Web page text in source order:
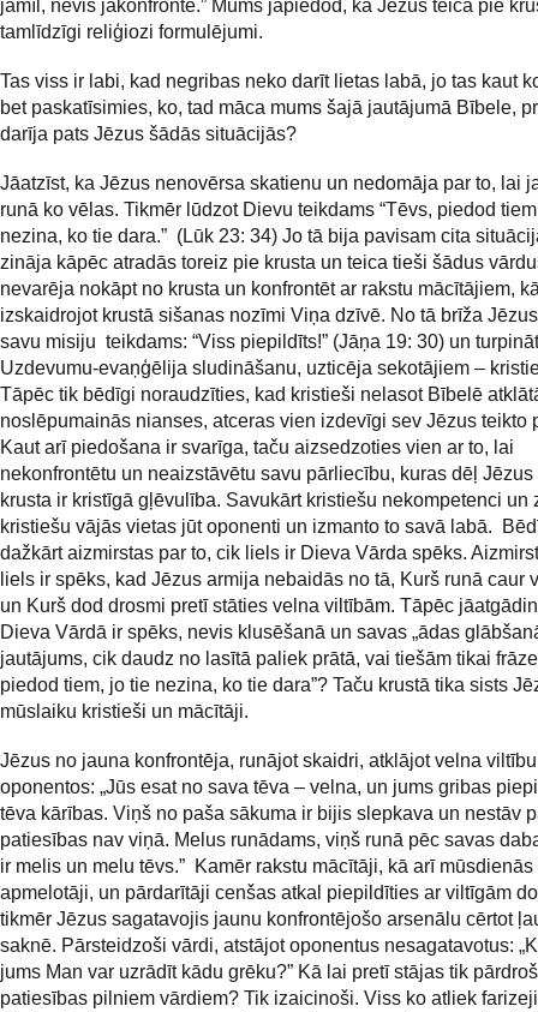
jāmīl, nevis jākonfrontē.” Mums jāpiedod, kā Jēzus teica pie
tamlīdzīgi reliģiozi formulējumi.
Tas viss ir labi, kad negribas neko darīt lietas labā, jo tas kaut
bet paskatīsimies, ko, tad māca mums šajā jautājumā Bībele,
darīja pats Jēzus šādās situācijās?
Jāatzīst, ka Jēzus nenovērsa skatienu un nedomāja par to, lai
runā ko vēlas. Tikmēr lūdzot Dievu teikdams “Tēvs, piedod
nezina, ko tie dara.” (Lūk 23: 34) Jo tā bija pavisam cita
zināja kāpēc atradās toreiz pie krusta un teica tieši šādus
nevarēja nokāpt no krusta un konfrontēt ar rakstu mācītājiem,
izskaidrojot krustā sišanas nozīmi Viņa dzīvē. No tā brīža
savu misiju teikdams: “Viss piepildīts!” (Jāņa 19: 30) un
Uzdevumu-evaņģēlija sludināšanu, uzticēja sekotājiem –
Tāpēc tik bēdīgi noraudzīties, kad kristieši nelasot Bībelē
noslēpumainās nianses, atceras vien izdevīgi sev Jēzus teikto
Kaut arī piedošana ir svarīga, taču aizsedzoties vien ar to, lai
nekonfrontētu un neaizstāvētu savu pārliecību, kuras dēļ
krusta ir kristīgā gļēvulība. Savukārt kristiešu nekompetenci un
kristiešu vājās vietas jūt oponenti un izmanto to savā labā.
dažkārt aizmirstas par to, cik liels ir Dieva Vārda spēks.
liels ir spēks, kad Jēzus armija nebaidās no tā, Kurš runā caur
un Kurš dod drosmi pretī stāties velna viltībām. Tāpēc
Dieva Vārdā ir spēks, nevis klusēšanā un savas „ādas
jautājums, cik daudz no lasītā paliek prātā, vai tiešām tikai
piedod tiem, jo tie nezina, ko tie dara”? Taču krustā tika sists
mūslaiku kristieši un mācītāji.
Jēzus no jauna konfrontēja, runājot skaidri, atklājot velna viltību
oponentos: „Jūs esat no sava tēva – velna, un jums gribas
tēva kārības. Viņš no paša sākuma ir bijis slepkava un nestāv
patiesības nav viņā. Melus runādams, viņš runā pēc savas
ir melis un melu tēvs.” Kamēr rakstu mācītāji, kā arī
apmelotāji, un pārdarītāji cenšas atkal piepildīties ar viltīgām
tikmēr Jēzus sagatavojis jaunu konfrontējošo arsenālu cērtot
saknē. Pārsteidzoši vārdi, atstājot oponentus nesagatavotus:
jums Man var uzrādīt kādu grēku?” Kā lai pretī stājas tik
patiesības pilniem vārdiem? Tik izaicinoši. Viss ko atliek